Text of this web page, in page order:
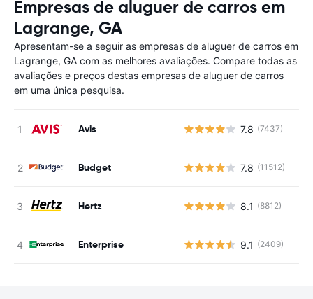
Empresas de aluguer de carros em
Lagrange, GA
Apresentam-se a seguir as empresas de aluguer de carros em
Lagrange, GA com as melhores avaliações. Compare todas as
avaliações e preços destas empresas de aluguer de carros
em uma única pesquisa.
Avis 7.8 (7437)
Budget 7.8 (11512)
Hertz 8.1 (8812)
Enterprise 9.1 (2409)